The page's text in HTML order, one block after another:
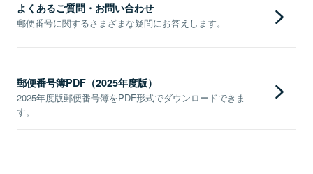
よくあるご質問・お問い合わせ
郵便番号に関するさまざまな疑問にお答えします。
郵便番号簿PDF（2025年度版）
2025年度版郵便番号簿をPDF形式でダウンロードできま
す。